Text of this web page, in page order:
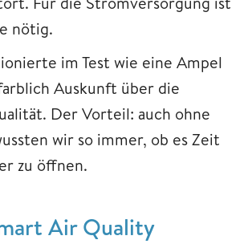
nötig.
im Test wie eine Ampel
Auskunft über die
Der Vorteil: auch ohne
wir so immer, ob es Zeit
zu öffnen.
Air Quality